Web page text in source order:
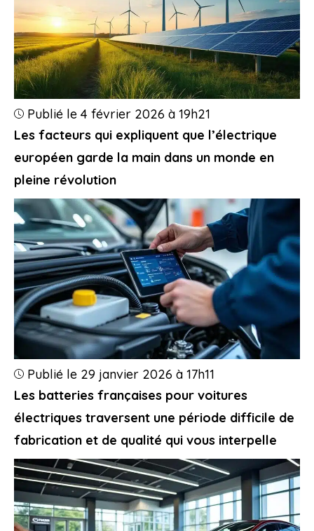
Les facteurs qui expliquent que l’électrique
européen garde la main dans un monde en
pleine révolution
Publié le 4 février 2026 à 19h21
Les batteries françaises pour voitures
électriques traversent une période difficile de
fabrication et de qualité qui vous interpelle
Publié le 29 janvier 2026 à 17h11